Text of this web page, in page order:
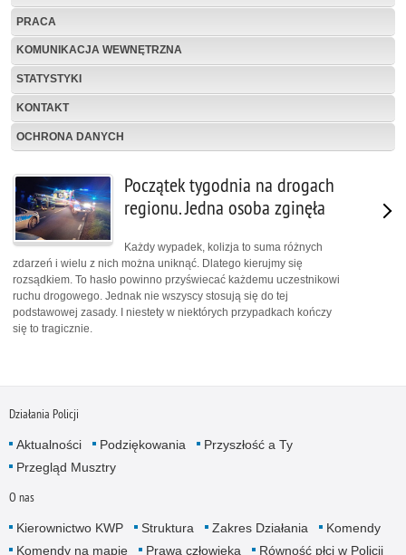
PRACA
KOMUNIKACJA WEWNĘTRZNA
STATYSTYKI
KONTAKT
OCHRONA DANYCH
Początek tygodnia na drogach
regionu. Jedna osoba zginęła
Każdy wypadek, kolizja to suma różnych
zdarzeń i wielu z nich można uniknąć. Dlatego kierujmy się
rozsądkiem. To hasło powinno przyświecać każdemu uczestnikowi
ruchu drogowego. Jednak nie wszyscy stosują się do tej
podstawowej zasady. I niestety w niektórych przypadkach kończy
się to tragicznie.
Działania Policji
Aktualności Podziękowania
Przyszłość a Ty
Przegląd Musztry
O nas
Kierownictwo KWP Struktura Zakres Działania
Komendy
Komendy na mapie
Prawa człowieka Równość płci w Policji